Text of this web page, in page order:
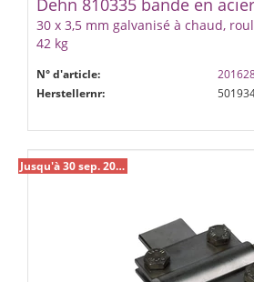
Dehn 810335 bande en acier
30 x 3,5 mm galvanisé à chaud,
42 kg
N° d'article:
Herstellernr:
Jusqu'à 30 sep. 2026 %